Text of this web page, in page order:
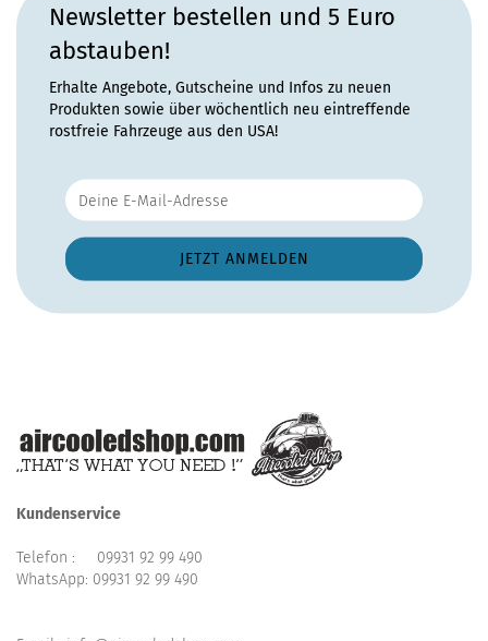
Newsletter bestellen und 5 Euro
abstauben!
Erhalte Angebote, Gutscheine und Infos zu neuen
Produkten sowie über wöchentlich neu eintreffende
rostfreie Fahrzeuge aus den USA!
Kundenservice
Telefon : 09931 92 99 490
WhatsApp: 09931 92 99 490